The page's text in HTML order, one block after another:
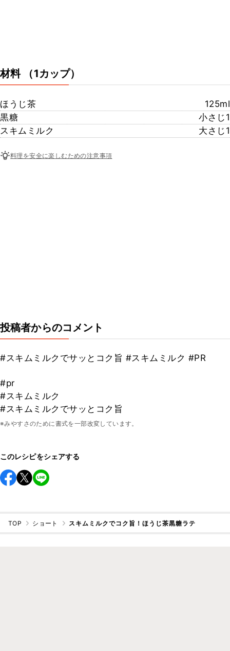
材料 （1カップ）
ほうじ茶
125ml
黒糖
小さじ1
スキムミルク
大さじ1
料理を安全に楽しむための注意事項
投稿者からのコメント
#スキムミルクでサッとコク旨 #スキムミルク #PR
#pr
#スキムミルク
#スキムミルクでサッとコク旨
※みやすさのために書式を一部改変しています。
このレシピをシェアする
TOP ショート スキムミルクでコク旨！ほうじ茶黒糖ラテ